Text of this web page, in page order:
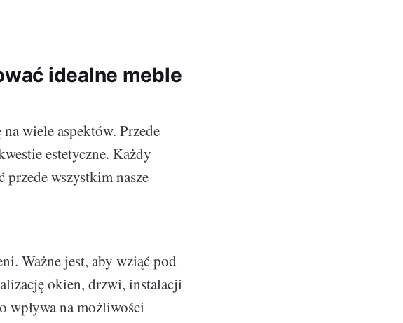
idealne meble
wiele aspektów. Przede
estetyczne. Każdy
przede wszystkim nasze
Ważne jest, aby wziąć pod
okien, drzwi, instalacji
wpływa na możliwości